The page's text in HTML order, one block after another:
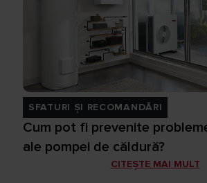
SFATURI ȘI RECOMANDĂRI
Cum pot fi prevenite
ale pompei de căldură?
CITEȘTE MAI MULT